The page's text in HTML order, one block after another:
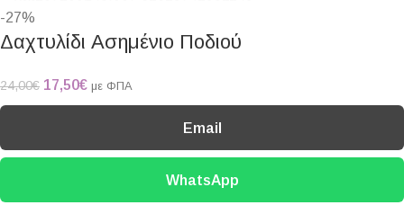
-27%
Δαχτυλίδι Ασημένιο Ποδιού
24,00€ 17,50€ με ΦΠΑ
Email
WhatsApp